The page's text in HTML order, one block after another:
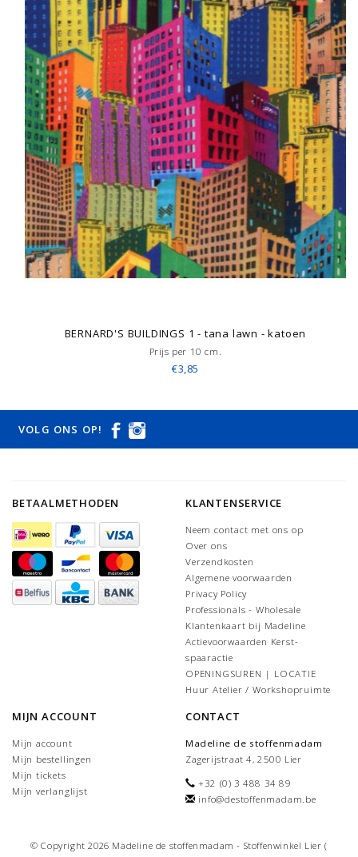
BERNARD'S BUILDINGS 1 - tana lawn - katoen
Prijs per 10 cm.
€3,85
VOLG ONS OP!
BETAALMETHODEN KLANTENSERVICE
Neem contact met ons op
Over ons
Verzendkosten
Algemene voorwaarden
Privacy Policy
Professionals - Wholesale
Klantenkaart bij Madeline
Actievoorwaarden Kerst-
spaaractie
OPENINGSUREN | LOCATIE
Huur Atelier / Workshopruimte
MIJN ACCOUNT
Mijn account
Mijn bestellingen
Mijn tickets
Mijn verlanglijst
CONTACT
Madeline de stoffenmadam
Zagerijstraat 4, 2500 Lier
+32 (0) 3 488 34 89
info@destoffenmadam.be
© Copyright 2026 Madeline de stoffenmadam - Stoffenwinkel Lier (